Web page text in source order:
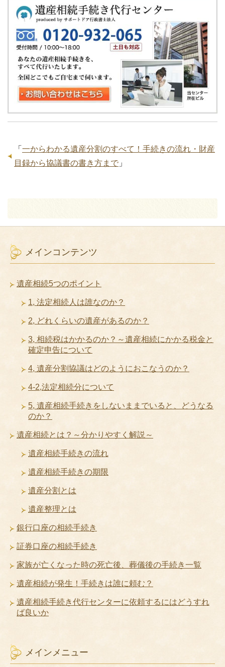
「 一からわかる遺産分割のすべて！手続きの流れ・財産
目録から協議書の書き方まで 」
メインコンテンツ
遺産相続5つのポイント
1, 法定相続人は誰なのか？
2, どれくらいの遺産があるのか？
3, 相続税はかかるのか？～遺産相続にかかる税金と
確定申告について
4, 遺産分割協議はどのようにおこなうのか？
4-2,法定相続分について
5, 遺産相続手続きをしないままでいると、どうなる
のか？
遺産相続とは？～分かりやすく解説～
遺産相続手続きの流れ
遺産相続手続きの期限
遺産分割とは
遺産整理とは
銀行口座の相続手続き
証券口座の相続手続き
家族が亡くなった時の死亡後、葬儀後の手続き一覧
遺産相続が発生！手続きは誰に頼む？
遺産相続手続き代行センターに依頼するにはどうすれ
ば良いか
メインメニュー